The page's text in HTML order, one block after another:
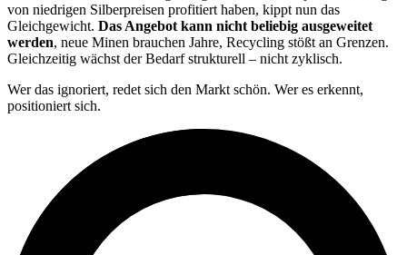
von niedrigen Silberpreisen profitiert haben, kippt nun das
Gleichgewicht. Das Angebot kann nicht beliebig ausgeweitet
werden, neue Minen brauchen Jahre, Recycling stößt an Grenzen.
Gleichzeitig wächst der Bedarf strukturell – nicht zyklisch.
Wer das ignoriert, redet sich den Markt schön. Wer es erkennt,
positioniert sich.